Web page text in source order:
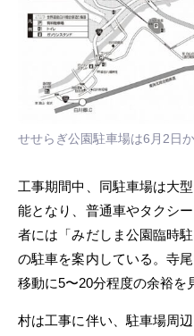
せせらぎ公園駐車場は6月2日
工事期間中、同駐車場は大
能となり、普通車やタクシ
者には「みだしま公園臨時
の駐車を案内している。寺
移動に5〜20分程度の余裕を
村は工事に伴い、駐車場周